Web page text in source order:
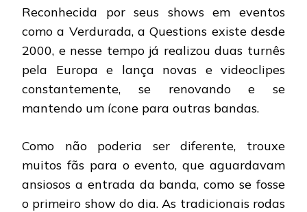
Reconhecida por seus shows em eventos
como a Verdurada, a Questions existe desde
2000, e nesse tempo já realizou duas turnês
pela Europa e lança novas e videoclipes
constantemente, se renovando e se
mantendo um ícone para outras bandas.
Como não poderia ser diferente, trouxe
muitos fãs para o evento, que aguardavam
ansiosos a entrada da banda, como se fosse
o primeiro show do dia. As tradicionais rodas